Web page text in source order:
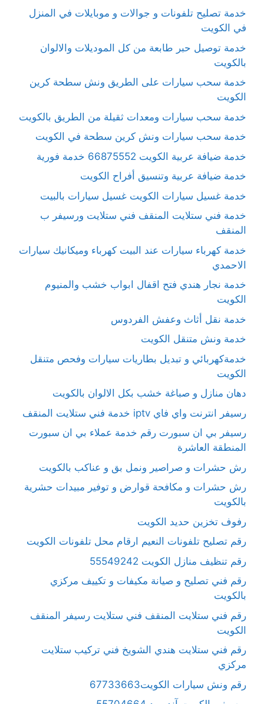
خدمة تصليح تلفونات و جوالات و موبايلات في المنزل
في الكويت
خدمة توصيل حبر طابعة من كل الموديلات والالوان
بالكويت
خدمة سحب سيارات على الطريق ونش سطحة كرين
الكويت
خدمة سحب سيارات ومعدات ثقيلة من الطريق بالكويت
خدمة سحب سيارات ونش كرين سطحة في الكويت
خدمة ضيافة عربية الكويت 66875552 خدمة فورية
خدمة ضيافة عربية وتنسيق أفراح الكويت
خدمة غسيل سيارات الكويت غسيل سيارات بالبيت
خدمة فني ستلايت المنقف فني ستلايت ورسيفر ب
المنقف
خدمة كهرباء سيارات عند البيت كهرباء وميكانيك سيارات
الاحمدي
خدمة نجار هندي فتح اقفال ابواب خشب والمنيوم
الكويت
خدمة نقل أثاث وعفش الفردوس
خدمة ونش متنقل الكويت
خدمةكهربائي و تبديل بطاريات سيارات وفحص متنقل
الكويت
دهان منازل و صباغة خشب بكل الالوان بالكويت
رسيفر انترنت واي فاي iptv خدمة فني ستلايت المنقف
رسيفر بي ان سبورت رقم خدمة عملاء بي ان سبورت
المنطقة العاشرة
رش حشرات و صراصير ونمل بق و عناكب بالكويت
رش حشرات و مكافحة قوارض و توفير مبيدات حشرية
بالكويت
رفوف تخزين حديد الكويت
رقم تصليح تلفونات النعيم ارقام محل تلفونات الكويت
رقم تنظيف منازل الكويت 55549242
رقم فني تصليح و صيانة مكيفات و تكييف مركزي
بالكويت
رقم فني ستلايت المنقف فني ستلايت رسيفر المنقف
الكويت
رقم فني ستلايت هندي الشويخ فني تركيب ستلايت
مركزي
رقم ونش سيارات الكويت67733663